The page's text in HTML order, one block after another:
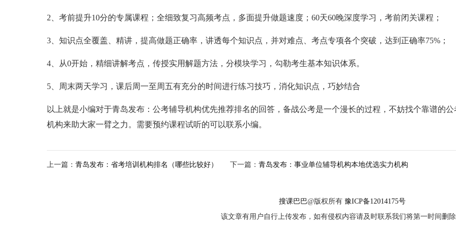
2、考前提升10分的专属课程；全细致复习高频考点，多面提升做题速度；60天60晚深度学习，考前闭关课程；
3、知识点全覆盖、精讲，提高做题正确率，讲透每个知识点，并对难点、考点专项各个突破，达到正确率75%；
4、从0开始，精细讲解考点，传授实用解题方法，分模块学习，勾勒考生基本知识体系。
5、周末两天学习，课后周一至周五有充分的时间进行练习技巧，消化知识点，巧妙结合
以上就是小编对于青岛发布：公考辅导机构优先推荐排名的回答，备战公考是一个漫长的过程，不妨找个靠谱的公
机构来助大家一臂之力。需要预约课程试听的可以联系小编。
上一篇： 青岛发布：省考培训机构排名（哪些比较好） 下一篇： 青岛发布：事业单位辅导机构本地优选实力机构
搜课巴巴@版权所有 豫ICP备12014175号
该文章有用户自行上传发布，如有侵权内容请及时联系我们将第一时间删除